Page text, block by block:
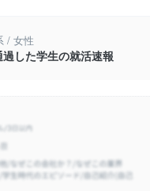
/ 女性
した学生の就活速報